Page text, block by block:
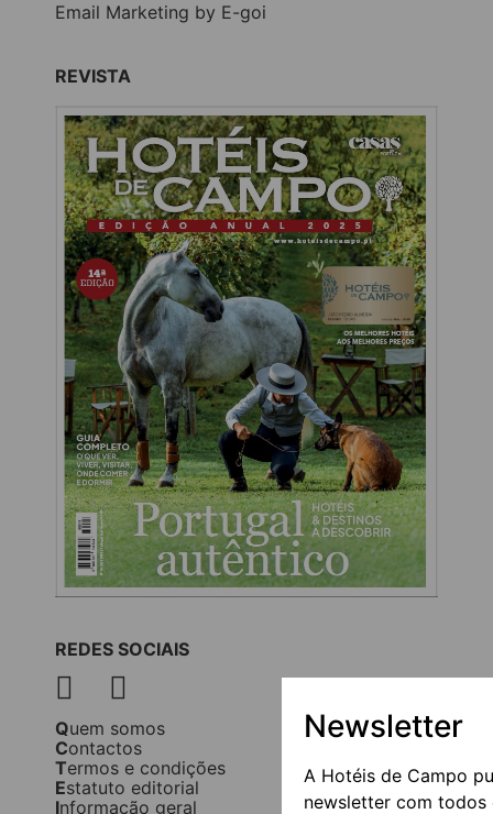
Newsletter
A Hotéis de Campo
newsletter com
Email Marketing by E-goi
REVISTA
REDES SOCIAIS
Quem somos
Contactos
Termos e condições
Estatuto editorial
Informação geral